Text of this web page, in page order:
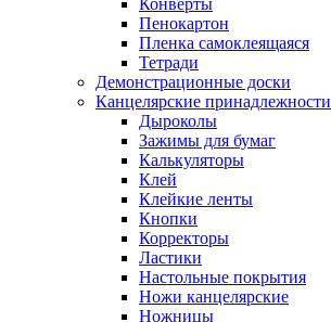
Конверты
Пенокартон
Пленка самоклеящаяся
Тетради
Демонстрационные доски
Канцелярские принадлежности
Дыроколы
Зажимы для бумаг
Калькуляторы
Клей
Клейкие ленты
Кнопки
Корректоры
Ластики
Настольные покрытия
Ножи канцелярские
Ножницы